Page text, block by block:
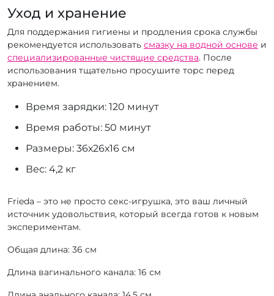
Уход и хранение
Для поддержания гигиены и продления срока службы
рекомендуется использовать смазку на водной основе и
специализированные чистящие средства. После
использования тщательно просушите торс перед
хранением.
Время зарядки: 120 минут
Время работы: 50 минут
Размеры: 36х26х16 см
Вес: 4,2 кг
Frieda – это не просто секс-игрушка, это ваш личный
источник удовольствия, который всегда готов к новым
экспериментам.
Общая длина: 36 см
Длина вагинального канала: 16 см